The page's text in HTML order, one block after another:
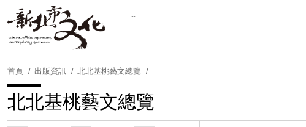
:::
首頁 出版資訊 北北基桃藝文總覽
北北基桃藝文總覽